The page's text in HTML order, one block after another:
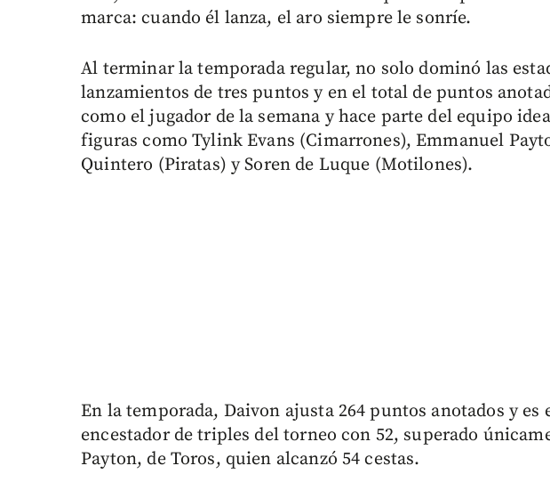
marca: cuando él lanza, el aro siempre le sonríe.
Al terminar la temporada regular, no solo dominó las
lanzamientos de tres puntos y en el total de puntos
como el jugador de la semana y hace parte del equipo
figuras como Tylink Evans (Cimarrones), Emmanuel
Quintero (Piratas) y Soren de Luque (Motilones).
En la temporada, Daivon ajusta 264 puntos anotados y es
encestador de triples del torneo con 52, superado
Payton, de Toros, quien alcanzó 54 cestas.